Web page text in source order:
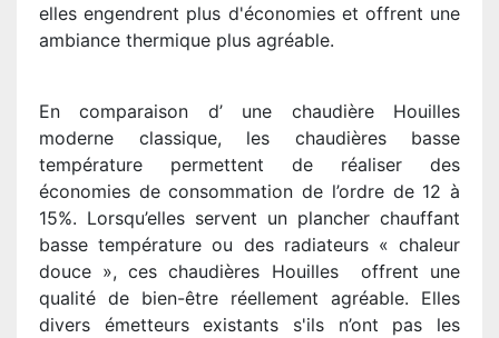
elles engendrent plus d'économies et offrent une
ambiance thermique plus agréable.
En comparaison d’ une chaudière Houilles
moderne classique, les chaudières basse
température permettent de réaliser des
économies de consommation de l’ordre de 12 à
15%. Lorsqu’elles servent un plancher chauffant
basse température ou des radiateurs « chaleur
douce », ces chaudières Houilles offrent une
qualité de bien-être réellement agréable. Elles
divers émetteurs existants s'ils n’ont pas les